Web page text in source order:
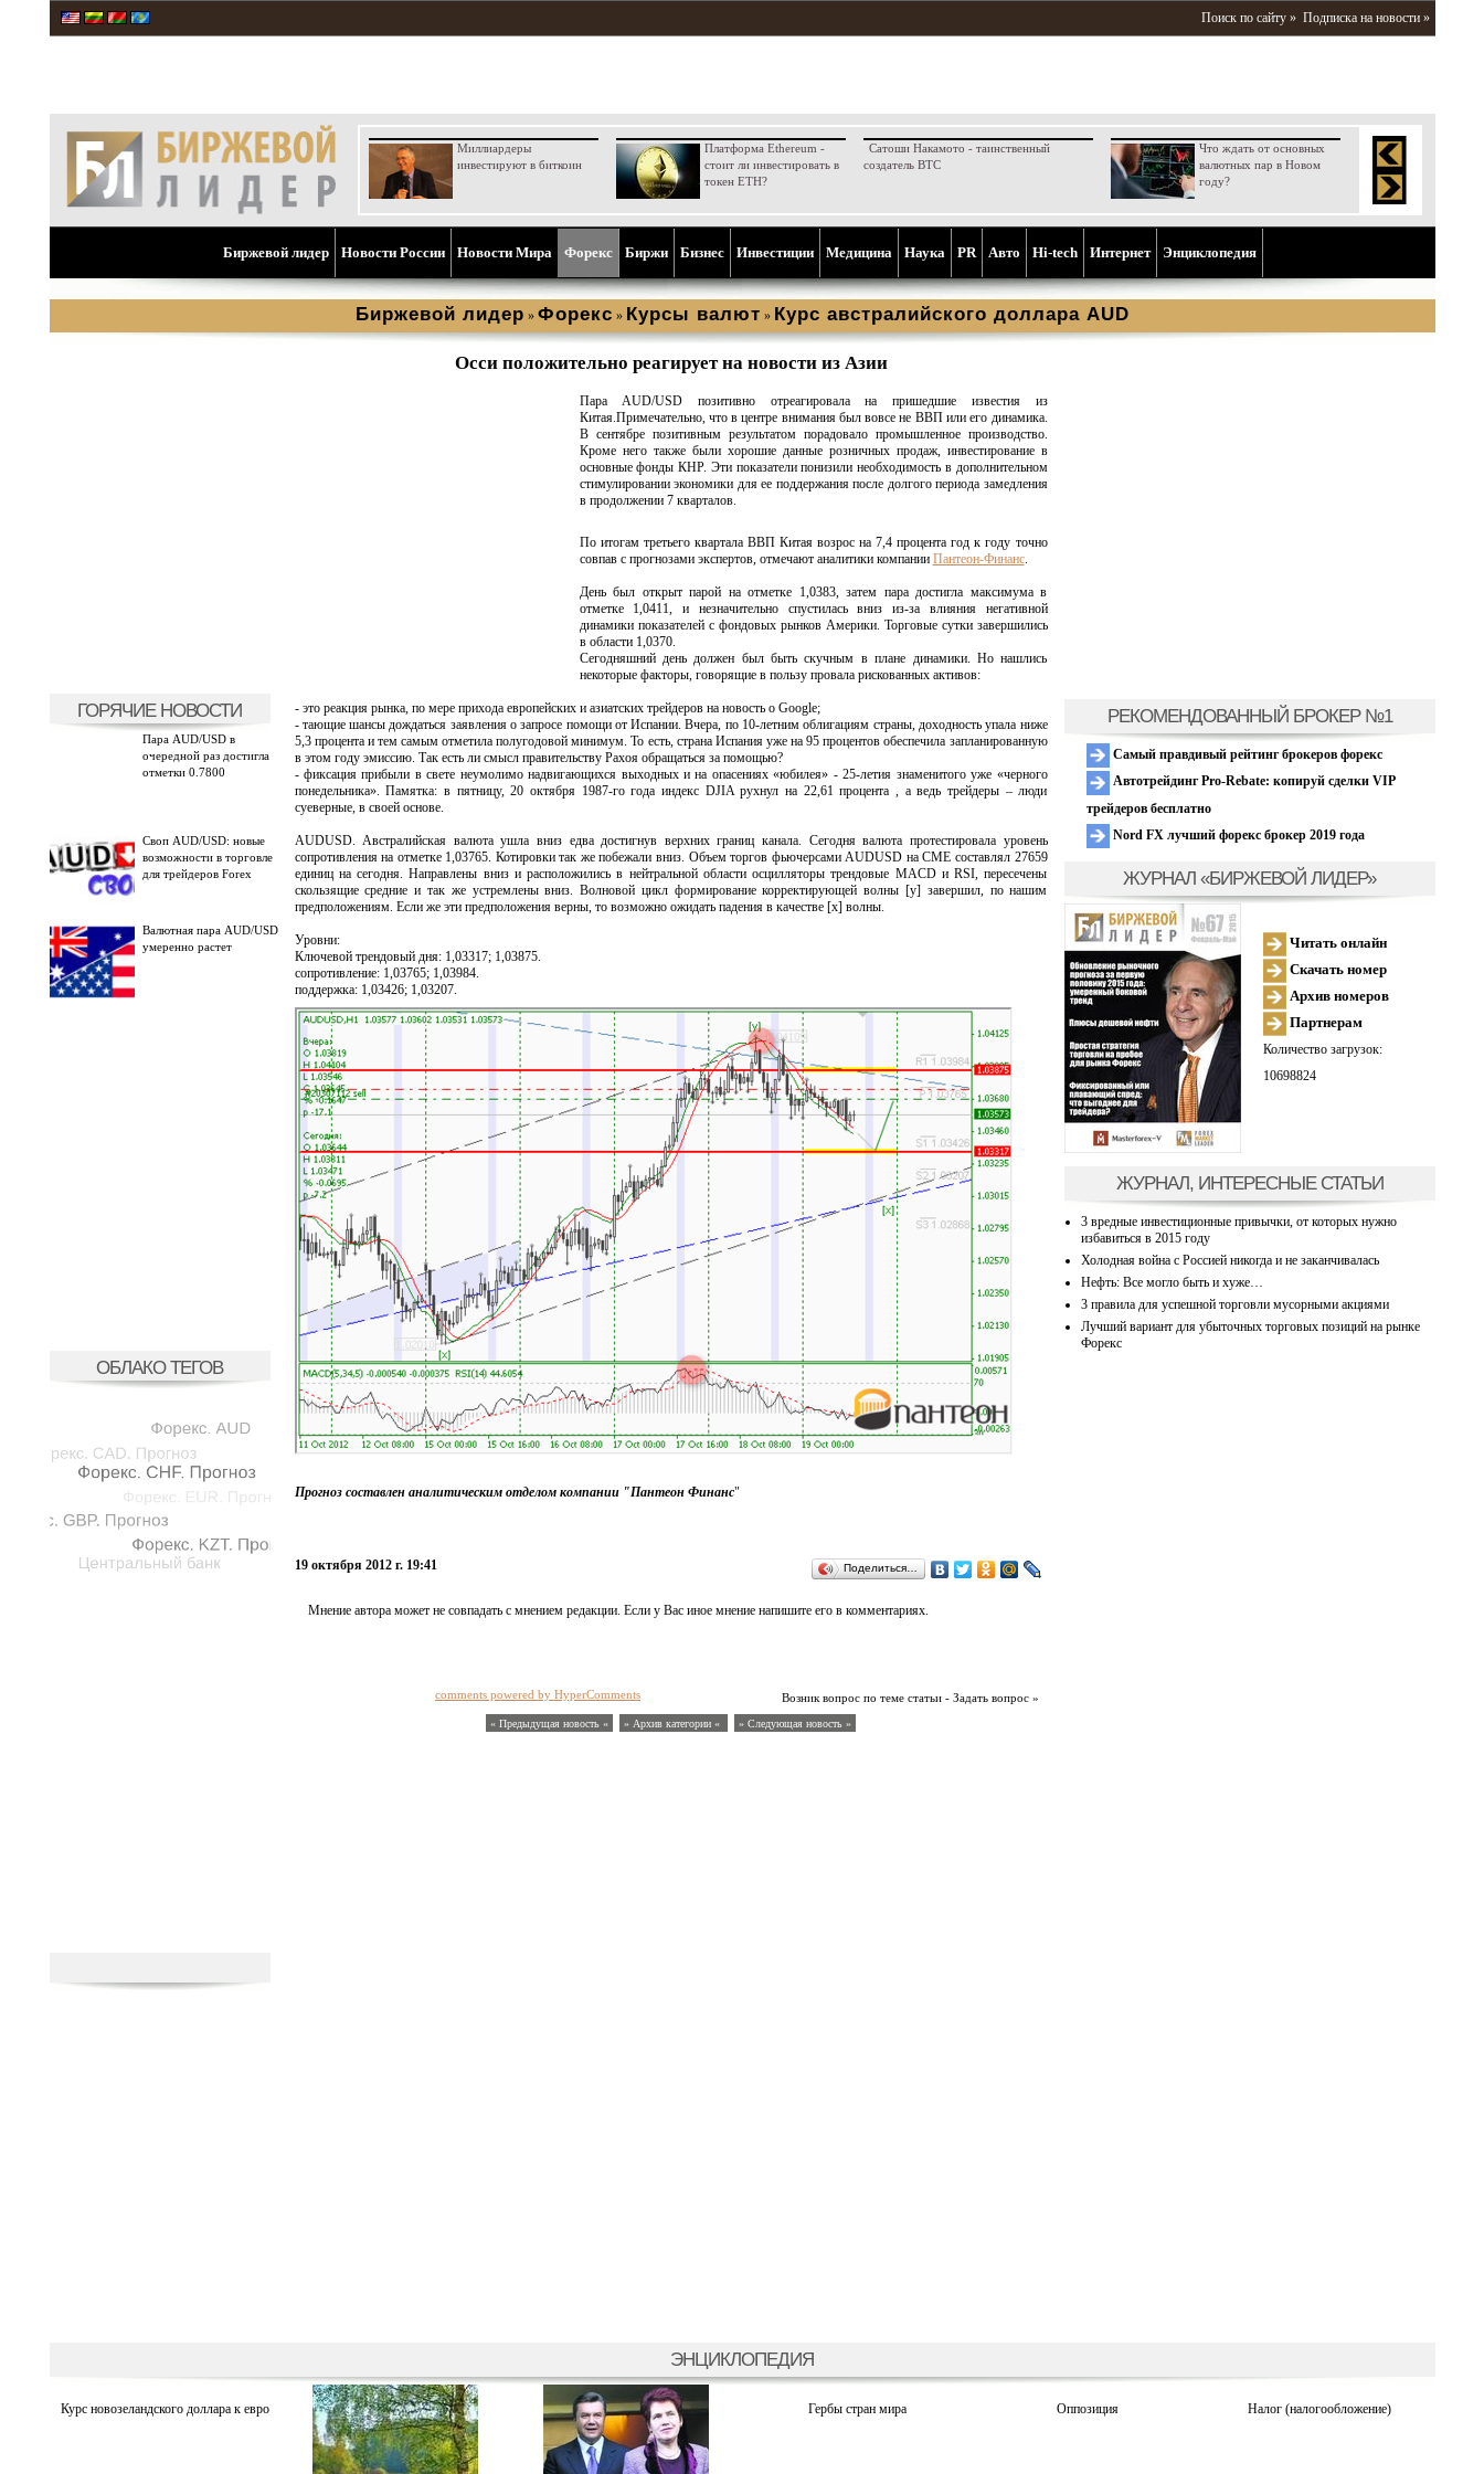
Поиск по сайту » Подписка на новости »
Миллиардеры
инвестируют в биткоин
Платформа Ethereum -
стоит ли инвестировать в
токен ETH?
Сатоши Накамото - таинственный
создатель BTC
Что ждать от основных
валютных пар в Новом
году?
Биржевой лидер Новости России Новости Мира Форекс Биржи Бизнес Инвестиции Медицина Наука PR Aвто Hi-tech Интернет Энциклопедия
Биржевой лидер » Форекс » Курсы валют » Курс австралийского доллара AUD
ГОРЯЧИЕ НОВОСТИ
Пара AUD/USD в
очередной раз достигла
отметки 0.7800
Своп AUD/USD: новые
возможности в торговле
для трейдеров Forex
Валютная пара AUD/USD
умеренно растет
ОБЛАКО ТЕГОВ
Осси положительно реагирует на новости из Азии
Пара AUD/USD позитивно отреагировала на пришедшие известия из
Китая.Примечательно, что в центре внимания был вовсе не ВВП или его динамика.
В сентябре позитивным результатом порадовало промышленное производство.
Кроме него также были хорошие данные розничных продаж, инвестирование в
основные фонды КНР. Эти показатели понизили необходимость в дополнительном
стимулировании экономики для ее поддержания после долгого периода замедления
в продолжении 7 кварталов.
По итогам третьего квартала ВВП Китая возрос на 7,4 процента год к году точно
совпав с прогнозами экспертов, отмечают аналитики компании Пантеон-Финанс.
День был открыт парой на отметке 1,0383, затем пара достигла максимума в
отметке 1,0411, и незначительно спустилась вниз из-за влияния негативной
динамики показателей с фондовых рынков Америки. Торговые сутки завершились
в области 1,0370.
Сегодняшний день должен был быть скучным в плане динамики. Но нашлись
некоторые факторы, говорящие в пользу провала рискованных активов:
- это реакция рынка, по мере прихода европейских и азиатских трейдеров на новость о Google;
- тающие шансы дождаться заявления о запросе помощи от Испании. Вчера, по 10-летним облигациям страны, доходность упала ниже
5,3 процента и тем самым отметила полугодовой минимум. То есть, страна Испания уже на 95 процентов обеспечила запланированную
в этом году эмиссию. Так есть ли смысл правительству Рахоя обращаться за помощью?
- фиксация прибыли в свете неумолимо надвигающихся выходных и на опасениях «юбилея» - 25-летия знаменитого уже «черного
понедельника». Памятка: в пятницу, 20 октября 1987-го года индекс DJIA рухнул на 22,61 процента , а ведь трейдеры – люди
суеверные, в своей основе.
AUDUSD. Австралийская валюта ушла вниз едва достигнув верхних границ канала. Сегодня валюта протестировала уровень
сопротивления на отметке 1,03765. Котировки так же побежали вниз. Объем торгов фьючерсами AUDUSD на CME составлял 27659
единиц на сегодня. Направлены вниз и расположились в нейтральной области осцилляторы трендовые MACD и RSI, пересечены
скользящие средние и так же устремлены вниз. Волновой цикл формирование корректирующей волны [y] завершил, по нашим
предположениям. Если же эти предположения верны, то возможно ожидать падения в качестве [x] волны.
Уровни:
Ключевой трендовый дня: 1,03317; 1,03875.
сопротивление: 1,03765; 1,03984.
поддержка: 1,03426; 1,03207.
Прогноз составлен аналитическим отделом компании "Пантеон Финанс"
19 октября 2012 г. 19:41 Поделиться…
Мнение автора может не совпадать с мнением редакции. Если у Вас иное мнение напишите его в комментариях.
Возник вопрос по теме статьи - Задать вопрос »
comments powered by HyperComments
« Предыдущая новость « » Архив категории « » Следующая новость »
РЕКОМЕНДОВАННЫЙ БРОКЕР №1
Самый правдивый рейтинг брокеров форекс
Автотрейдинг Pro-Rebate: копируй сделки VIP
трейдеров бесплатно
Nord FX лучший форекс брокер 2019 года
ЖУРНАЛ «БИРЖЕВОЙ ЛИДЕР»
Читать онлайн
Скачать номер
Архив номеров
Партнерам
Количество загрузок:
10698824
ЖУРНАЛ, ИНТЕРЕСНЫЕ СТАТЬИ
3 вредные инвестиционные привычки, от которых нужно
избавиться в 2015 году
Холодная война с Россией никогда и не заканчивалась
Нефть: Все могло быть и хуже…
3 правила для успешной торговли мусорными акциями
Лучший вариант для убыточных торговых позиций на рынке
Форекс
ЭНЦИКЛОПЕДИЯ
Курс новозеландского доллара к евро Гербы стран мира Оппозиция Налог (налогообложение)